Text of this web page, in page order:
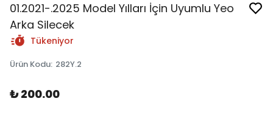
01.2021-.2025 Model Yılları İçin Uyumlu Yeo
Arka Silecek
Tükeniyor
Ürün Kodu: 282Y.2
₺ 200.00